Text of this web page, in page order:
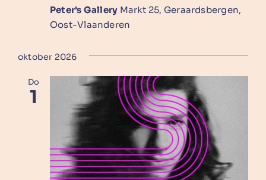
Peter's Gallery Markt 25, Geraardsbergen,
Oost-Vlaanderen
oktober 2026
Do
1